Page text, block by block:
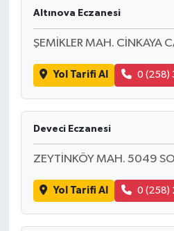
Altınova Eczanesi
ŞEMİKLER MAH. CİNKAYA
Yol Tarifi Al 0 (258)
Deveci Eczanesi
ZEYTİNKÖY MAH. 5049
Yol Tarifi Al 0 (258)